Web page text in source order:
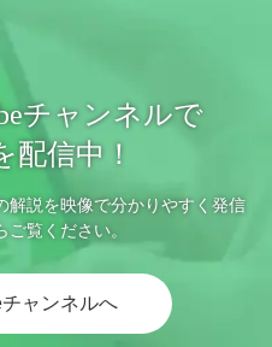
チャンネルで
配信中！
解説を映像で分かりやすく発信
覧ください。
ャンネルへ